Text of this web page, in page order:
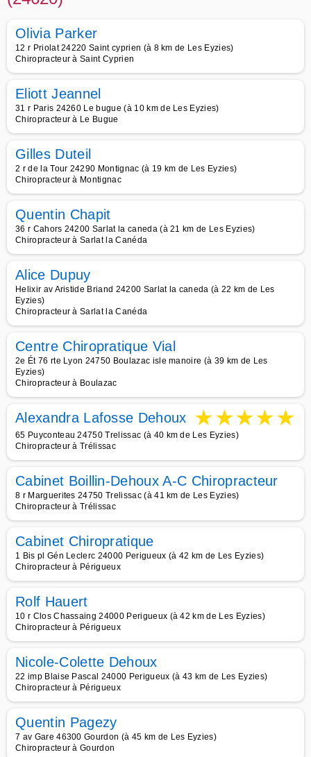
Olivia Parker
12 r Priolat 24220 Saint cyprien (à 8 km de Les Eyzies)
Chiropracteur à Saint Cyprien
Eliott Jeannel
31 r Paris 24260 Le bugue (à 10 km de Les Eyzies)
Chiropracteur à Le Bugue
Gilles Duteil
2 r de la Tour 24290 Montignac (à 19 km de Les Eyzies)
Chiropracteur à Montignac
Quentin Chapit
36 r Cahors 24200 Sarlat la caneda (à 21 km de Les Eyzies)
Chiropracteur à Sarlat la Canéda
Alice Dupuy
Helixir av Aristide Briand 24200 Sarlat la caneda (à 22 km de Les
Eyzies)
Chiropracteur à Sarlat la Canéda
Centre Chiropratique Vial
2e Ét 76 rte Lyon 24750 Boulazac isle manoire (à 39 km de Les
Eyzies)
Chiropracteur à Boulazac
Alexandra Lafosse Dehoux ★★★★★
65 Puyconteau 24750 Trelissac (à 40 km de Les Eyzies)
Chiropracteur à Trélissac
Cabinet Boillin-Dehoux A-C Chiropracteur
8 r Marguerites 24750 Trelissac (à 41 km de Les Eyzies)
Chiropracteur à Trélissac
Cabinet Chiropratique
1 Bis pl Gén Leclerc 24000 Perigueux (à 42 km de Les Eyzies)
Chiropracteur à Périgueux
Rolf Hauert
10 r Clos Chassaing 24000 Perigueux (à 42 km de Les Eyzies)
Chiropracteur à Périgueux
Nicole-Colette Dehoux
22 imp Blaise Pascal 24000 Perigueux (à 43 km de Les Eyzies)
Chiropracteur à Périgueux
Quentin Pagezy
7 av Gare 46300 Gourdon (à 45 km de Les Eyzies)
Chiropracteur à Gourdon